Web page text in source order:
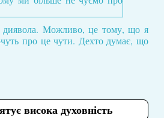
диявола. Можливо, це тому, що я
про це чути. Дехто думає, що
висока духовність